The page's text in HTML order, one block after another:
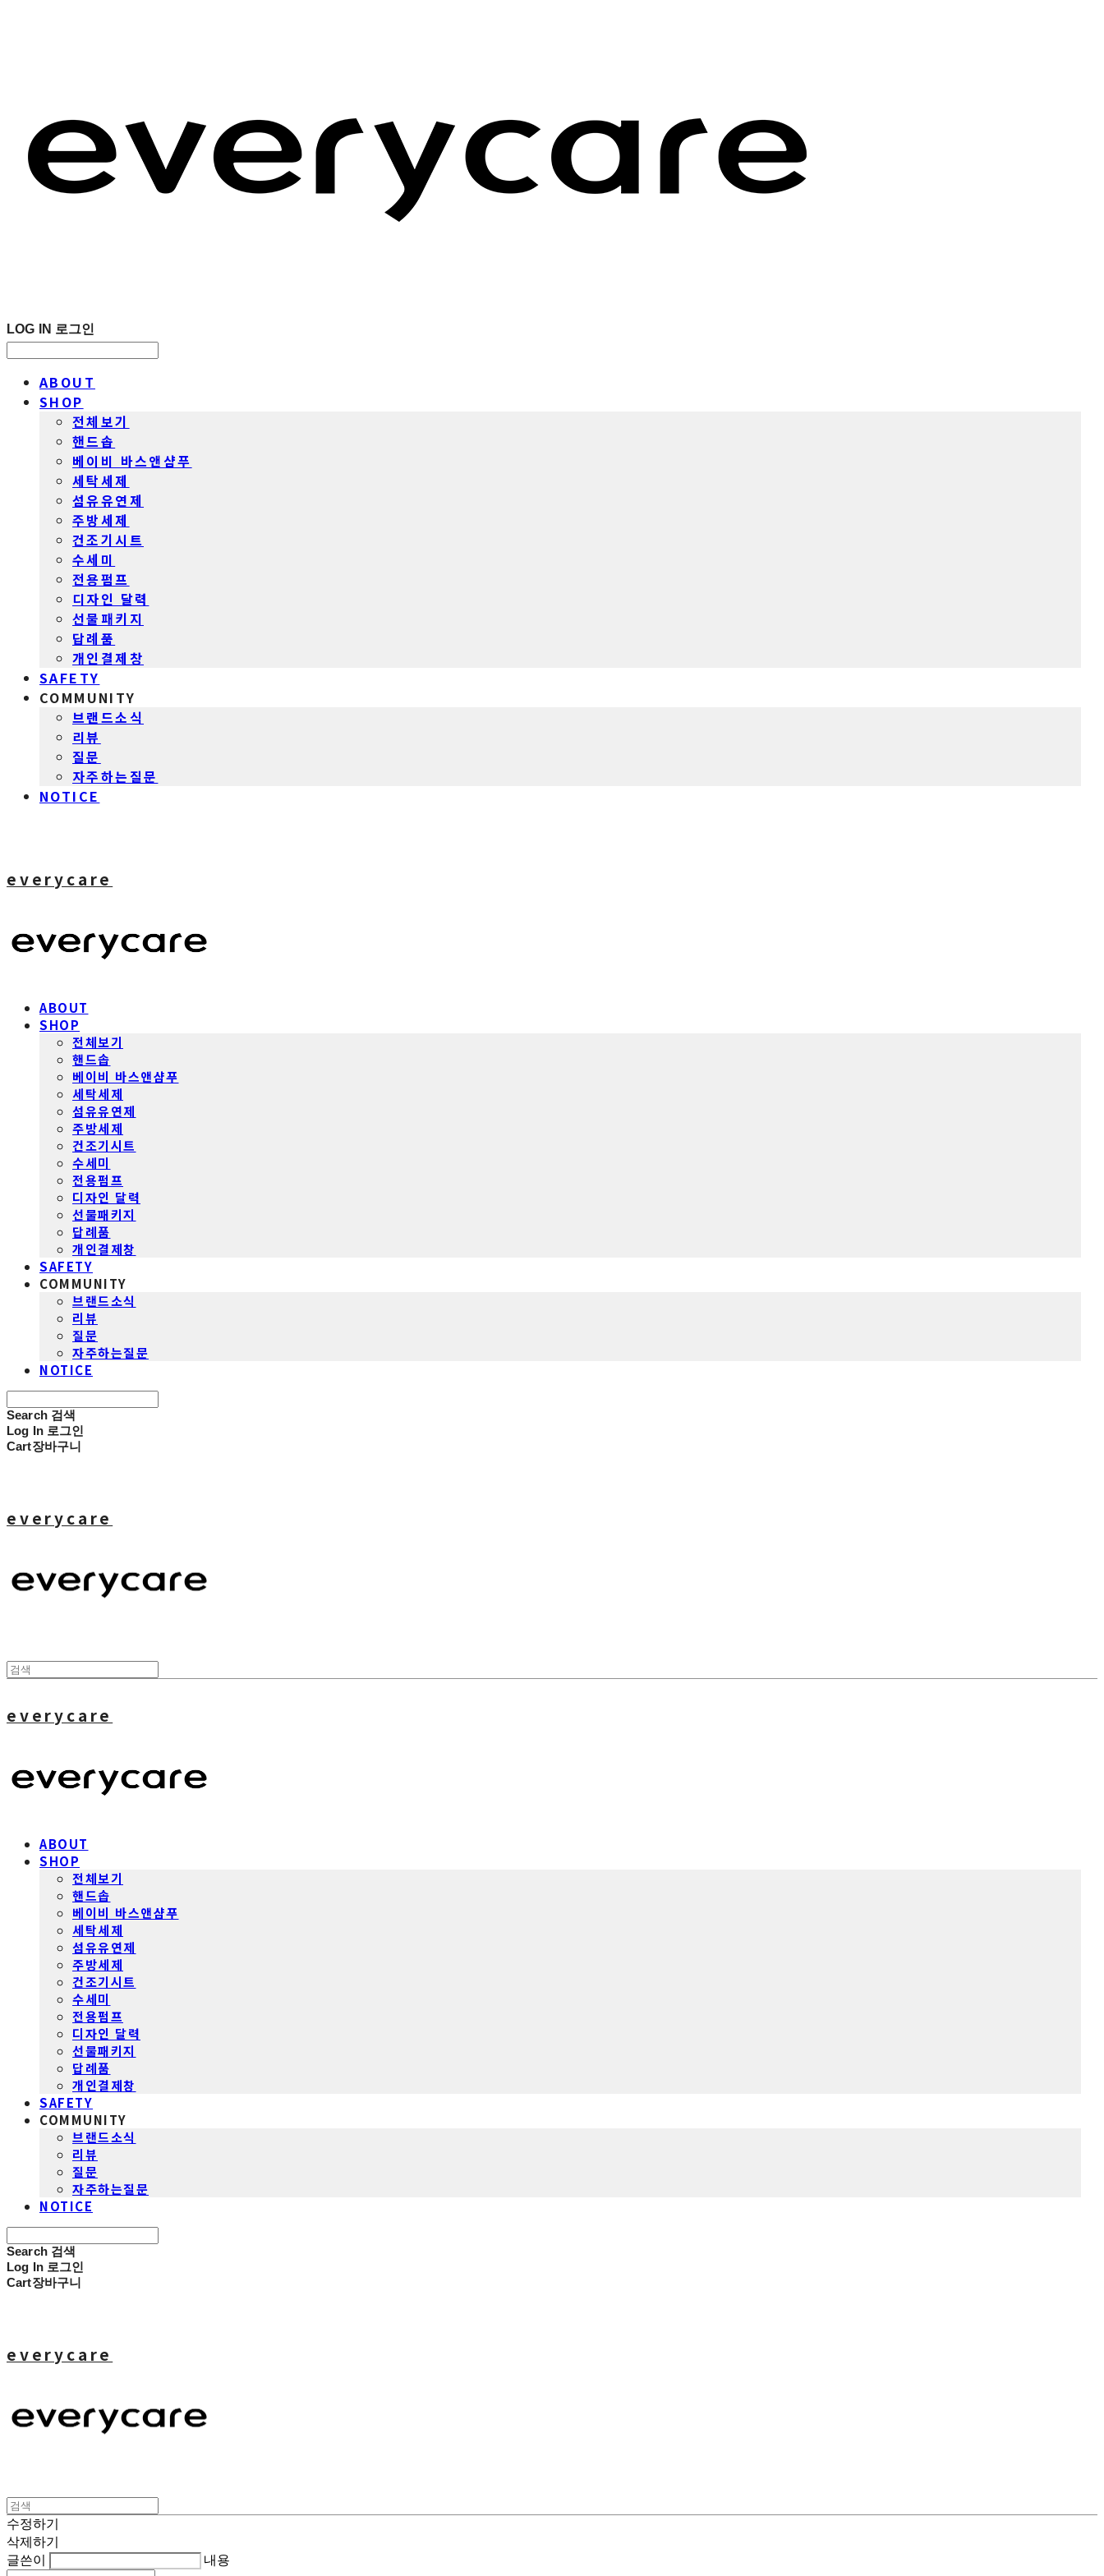
LOG IN 로그인
ABOUT
SHOP
전체보기
핸드솝
베이비 바스앤샴푸
세탁세제
섬유유연제
주방세제
건조기시트
수세미
전용펌프
디자인 달력
선물패키지
답례품
개인결제창
SAFETY
COMMUNITY
브랜드소식
리뷰
질문
자주하는질문
NOTICE
everycare
ABOUT
SHOP
전체보기
핸드솝
베이비 바스앤샴푸
세탁세제
섬유유연제
주방세제
건조기시트
수세미
전용펌프
디자인 달력
선물패키지
답례품
개인결제창
SAFETY
COMMUNITY
브랜드소식
리뷰
질문
자주하는질문
NOTICE
Search 검색
Log In 로그인
Cart장바구니
everycare
everycare
ABOUT
SHOP
전체보기
핸드솝
베이비 바스앤샴푸
세탁세제
섬유유연제
주방세제
건조기시트
수세미
전용펌프
디자인 달력
선물패키지
답례품
개인결제창
SAFETY
COMMUNITY
브랜드소식
리뷰
질문
자주하는질문
NOTICE
Search 검색
Log In 로그인
Cart장바구니
everycare
수정하기
삭제하기
글쓴이
내용